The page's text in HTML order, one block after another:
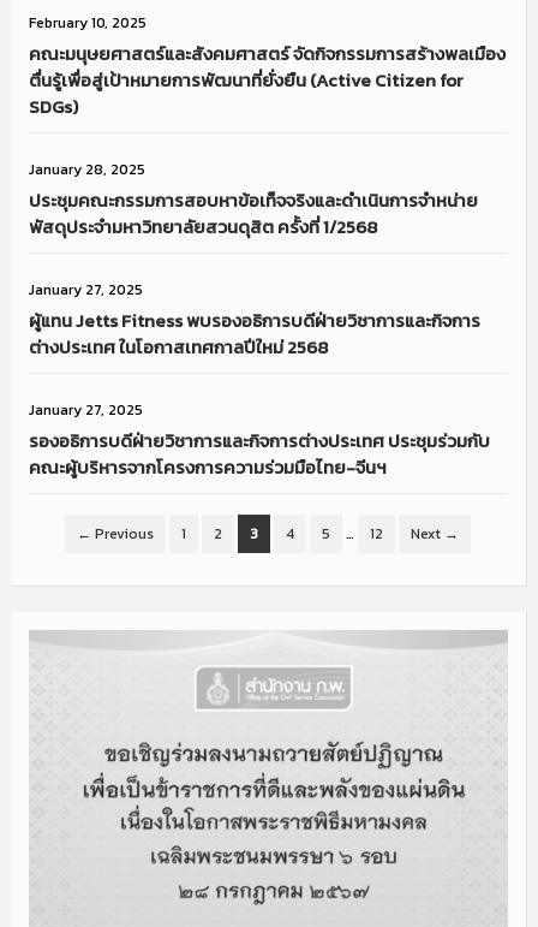
February 10, 2025
คณะมนุษยศาสตร์และสังคมศาสตร์ จัดกิจกรรมการสร้างพลเมือง
ตื่นรู้เพื่อสู่เป้าหมายการพัฒนาที่ยั่งยืน (Active Citizen for
SDGs)
January 28, 2025
ประชุมคณะกรรมการสอบหาข้อเท็จจริงและดำเนินการจำหน่าย
พัสดุประจำมหาวิทยาลัยสวนดุสิต ครั้งที่ 1/2568
January 27, 2025
ผู้แทน Jetts Fitness พบรองอธิการบดีฝ่ายวิชาการและกิจการ
ต่างประเทศ ในโอกาสเทศกาลปีใหม่ 2568
January 27, 2025
รองอธิการบดีฝ่ายวิชาการและกิจการต่างประเทศ ประชุมร่วมกับ
คณะผู้บริหารจากโครงการความร่วมมือไทย-จีนฯ
← Previous 1 2 3 4 5 … 12 Next →